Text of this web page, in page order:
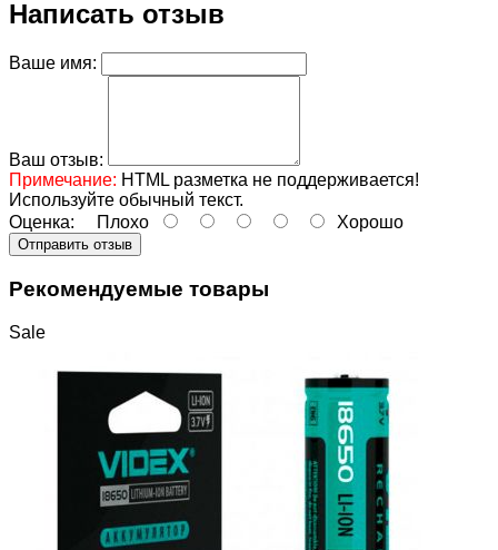
Написать отзыв
Ваше имя:
Ваш отзыв:
Примечание: HTML разметка не поддерживается!
Используйте обычный текст.
Оценка: Плохо Хорошо
Отправить отзыв
Рекомендуемые товары
Sale